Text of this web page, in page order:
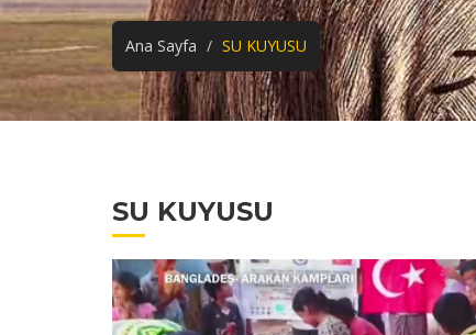
Ana Sayfa SU KUYUSU
SU KUYUSU